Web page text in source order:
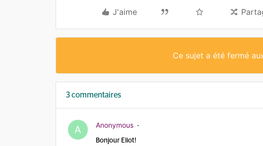
J'aime
Ce sujet a été fermé
3 commentaires
A Anonymous
Bonjour Eliot!